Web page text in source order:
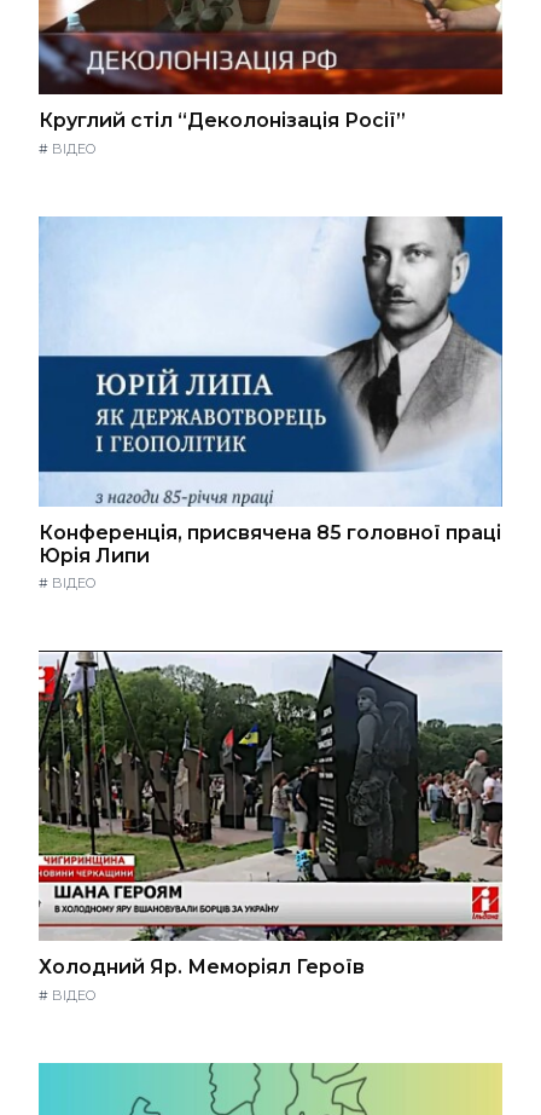
Круглий стіл “Деколонізація Росії”
# ВІДЕО
Конференція, присвячена 85 головної праці
Юрія Липи
# ВІДЕО
Холодний Яр. Меморіял Героїв
# ВІДЕО